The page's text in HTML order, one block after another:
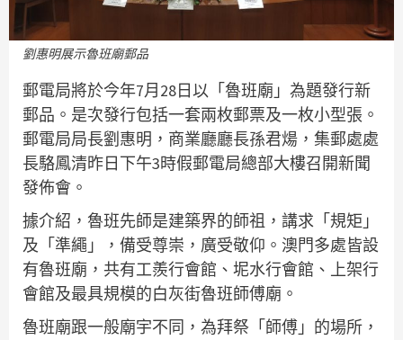
劉惠明展示魯班廟郵品
郵電局將於今年7月28日以「魯班廟」為題發行新
郵品。是次發行包括一套兩枚郵票及一枚小型張。
郵電局局長劉惠明，商業廳廳長孫君煬，集郵處處
長駱鳳清昨日下午3時假郵電局總部大樓召開新聞
發佈會。
據介紹，魯班先師是建築界的師祖，講求「規矩」
及「準繩」，備受尊崇，廣受敬仰。澳門多處皆設
有魯班廟，共有工羨行會館、坭水行會館、上架行
會館及最具規模的白灰街魯班師傅廟。
魯班廟跟一般廟宇不同，為拜祭「師傅」的場所，